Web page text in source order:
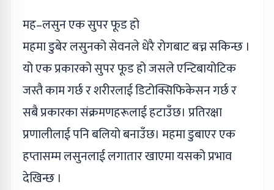
मह–लसुन एक सुपर फूड हो
महमा डुबेर लसुनको सेवनले धेरै रोगबाट बच्न सकिन्छ ।
यो एक प्रकारको सुपर फूड हो जसले एन्टिबायोटिक
जस्तै काम गर्छ र शरीरलाई डिटोक्सिफिकेसन गर्छ र
सबै प्रकारका संक्रमणहरूलाई हटाउँछ। प्रतिरक्षा
प्रणालीलाई पनि बलियो बनाउँछ। महमा डुबाएर एक
हप्तासम्म लसुनलाई लगातार खाएमा यसको प्रभाव
देखिन्छ ।